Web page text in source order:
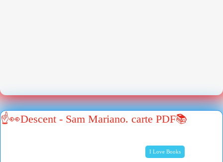
I Love Books
☝👀Descent - Sam Mariano. carte PDF📚